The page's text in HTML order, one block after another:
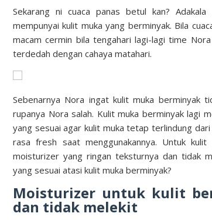
Sekarang ni cuaca panas betul kan?
mempunyai kulit muka yang berminyak. Bila
macam cermin bila tengahari lagi-lagi time
terdedah dengan cahaya matahari.
Sebenarnya Nora ingat kulit muka berminyak
rupanya Nora salah. Kulit muka berminyak lagi
yang sesuai agar kulit muka tetap terlindung
rasa fresh saat menggunakannya. Untuk
moisturizer yang ringan teksturnya dan tidak
yang sesuai atasi kulit muka berminyak?
Moisturizer untuk kulit
dan tidak melekit